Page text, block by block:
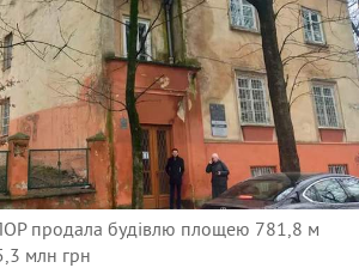
продала будівлю площею 781,8 м
млн грн